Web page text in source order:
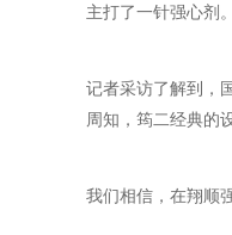
主打了一针强心剂。
记者采访了解到，
周知，筠二经典的
我们相信，在翔顺